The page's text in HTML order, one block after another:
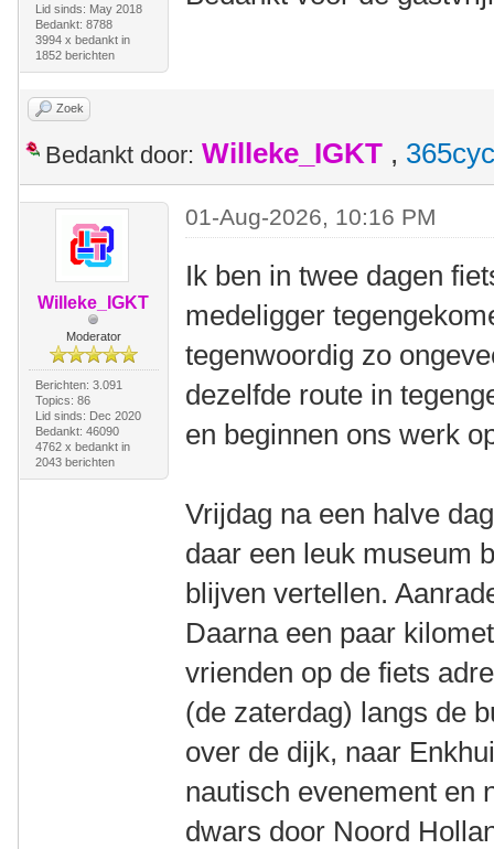
Lid sinds: May 2018
Bedankt: 8788
3994 x bedankt in
1852 berichten
Zoek
Bedankt door: Willeke_IGKT ,
Willeke_IGKT
Moderator
Berichten: 3.091
Topics: 86
Lid sinds: Dec 2020
Bedankt: 46090
4762 x bedankt in
2043 berichten
01-Aug-2026, 10:16 PM
Ik ben in twee dagen
medeligger
tegenwoordig zo
dezelfde route in
en beginnen ons werk
Vrijdag na een halve
daar een leuk museum
blijven vertellen.
Daarna een paar
vrienden op de fiets
(de zaterdag) langs de
over de dijk, naar
nautisch evenement en
dwars door Noord